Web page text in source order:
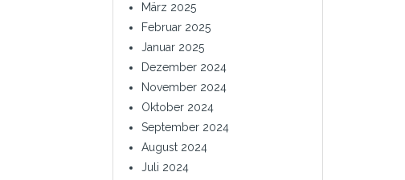
März 2025
Februar 2025
Januar 2025
Dezember 2024
November 2024
Oktober 2024
September 2024
August 2024
Juli 2024